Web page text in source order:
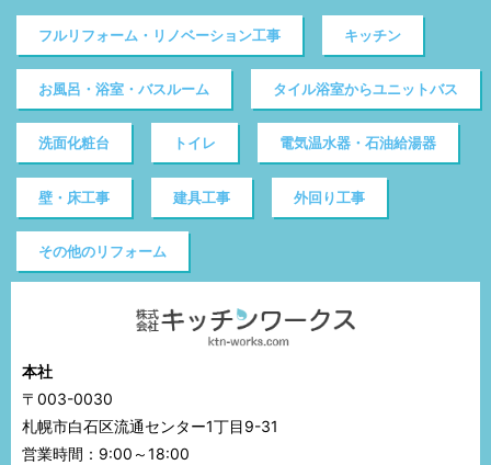
フルリフォーム・リノベーション工事 キッチン
お風呂・浴室・バスルーム タイル浴室からユニットバス
洗面化粧台 トイレ 電気温水器・石油給湯器
壁・床工事 建具工事 外回り工事
その他のリフォーム
本社
〒003-0030
札幌市白石区流通センター1丁目9-31
営業時間：9:00～18:00